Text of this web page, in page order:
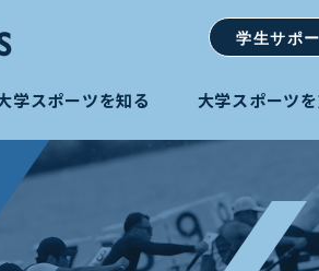
学生サポ
学スポーツを知る 大学スポーツ